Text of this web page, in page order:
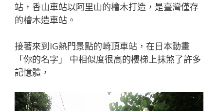
站，香山車站以阿里山的檜木打造，是臺灣僅存
的檜木造車站。
接著來到IG熱門景點的崎頂車站，在日本動畫
「你的名字」 中相似度很高的樓梯上抹煞了許多
記憶體，